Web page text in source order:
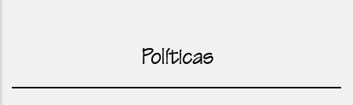
Políticas